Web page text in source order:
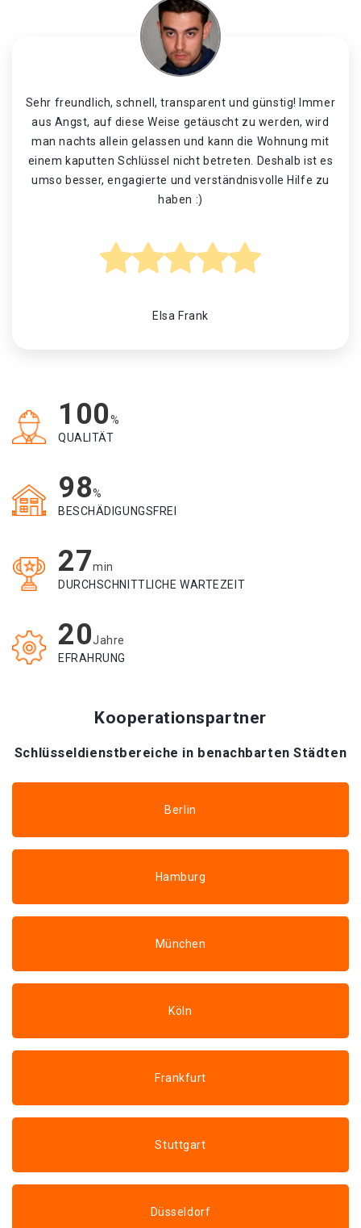
Sehr freundlich, schnell, transparent und günstig! Immer
aus Angst, auf diese Weise getäuscht zu werden, wird
man nachts allein gelassen und kann die Wohnung mit
einem kaputten Schlüssel nicht betreten. Deshalb ist es
umso besser, engagierte und verständnisvolle Hilfe zu
haben :)
Elsa Frank
100%
QUALITÄT
98%
BESCHÄDIGUNGSFREI
27min
DURCHSCHNITTLICHE WARTEZEIT
20Jahre
EFRAHRUNG
Kooperationspartner
Schlüsseldienstbereiche in benachbarten Städten
Berlin
Hamburg
München
Köln
Frankfurt
Stuttgart
Düsseldorf